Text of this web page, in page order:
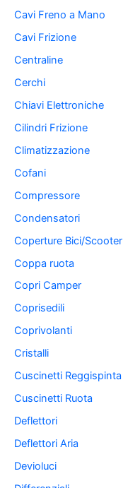
Cavi Freno a Mano
Cavi Frizione
Centraline
Cerchi
Chiavi Elettroniche
Cilindri Frizione
Climatizzazione
Cofani
Compressore
Condensatori
Coperture Bici/Scooter
Coppa ruota
Copri Camper
Coprisedili
Coprivolanti
Cristalli
Cuscinetti Reggispinta
Cuscinetti Ruota
Deflettori
Deflettori Aria
Devioluci